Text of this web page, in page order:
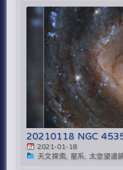
20210118 NGC
2021-01-18
天文探索, 星系, 太空望遠